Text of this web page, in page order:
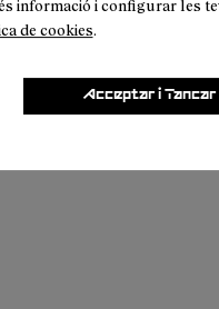
informació i configurar les
de cookies.
Acceptar i Tancar